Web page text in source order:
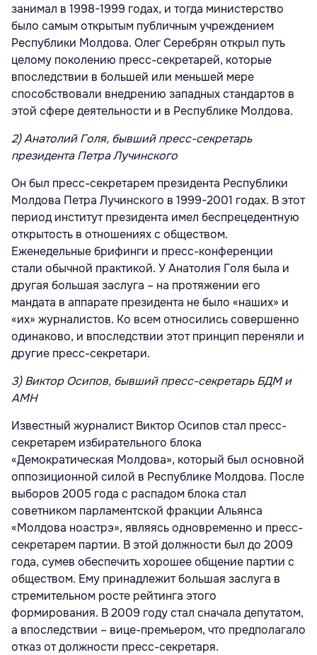
занимал в 1998-1999 годах, и тогда министерство
было самым открытым публичным учреждением
Республики Молдова. Олег Серебрян открыл путь
целому поколению пресс-секретарей, которые
впоследствии в большей или меньшей мере
способствовали внедрению западных стандартов в
этой сфере деятельности и в Республике Молдова.
2) Анатолий Голя, бывший пресс-секретарь
президента Петра Лучинского
Он был пресс-секретарем президента Республики
Молдова Петра Лучинского в 1999-2001 годах. В этот
период институт президента имел беспрецедентную
открытость в отношениях с обществом.
Еженедельные брифинги и пресс-конференции
стали обычной практикой. У Анатолия Голя была и
другая большая заслуга – на протяжении его
мандата в аппарате президента не было «наших» и
«их» журналистов. Ко всем относились совершенно
одинаково, и впоследствии этот принцип переняли и
другие пресс-секретари.
3) Виктор Осипов, бывший пресс-секретарь БДМ и
АМН
Известный журналист Виктор Осипов стал пресс-
секретарем избирательного блока
«Демократическая Молдова», который был основной
оппозиционной силой в Республике Молдова. После
выборов 2005 года с распадом блока стал
советником парламентской фракции Альянса
«Молдова ноастрэ», являясь одновременно и пресс-
секретарем партии. В этой должности был до 2009
года, сумев обеспечить хорошее общение партии с
обществом. Ему принадлежит большая заслуга в
стремительном росте рейтинга этого
формирования. В 2009 году стал сначала депутатом,
а впоследствии – вице-премьером, что предполагало
отказ от должности пресс-секретаря.